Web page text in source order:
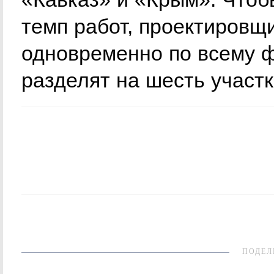
темп работ,
одновременно по всему
разделят на шесть